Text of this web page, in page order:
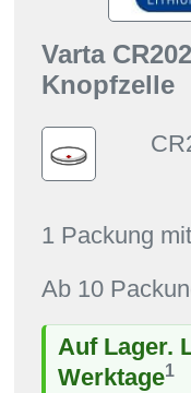
Varta
Knopfzelle
1 Packung
Ab 10
Auf Lager.
Werktage1